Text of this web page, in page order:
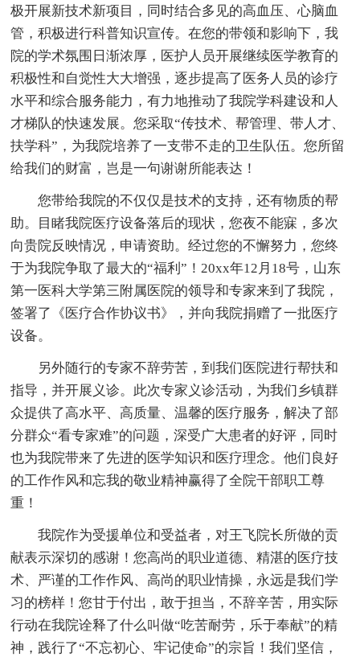
极开展新技术新项目，同时结合多见的高血压、心脑血
管，积极进行科普知识宣传。在您的带领和影响下，我
院的学术氛围日渐浓厚，医护人员开展继续医学教育的
积极性和自觉性大大增强，逐步提高了医务人员的诊疗
水平和综合服务能力，有力地推动了我院学科建设和人
才梯队的快速发展。您采取“传技术、帮管理、带人才、
扶学科”，为我院培养了一支带不走的卫生队伍。您所留
给我们的财富，岂是一句谢谢所能表达！
您带给我院的不仅仅是技术的支持，还有物质的帮
助。目睹我院医疗设备落后的现状，您夜不能寐，多次
向贵院反映情况，申请资助。经过您的不懈努力，您终
于为我院争取了最大的“福利”！20xx年12月18号，山东
第一医科大学第三附属医院的领导和专家来到了我院，
签署了《医疗合作协议书》，并向我院捐赠了一批医疗
设备。
另外随行的专家不辞劳苦，到我们医院进行帮扶和
指导，并开展义诊。此次专家义诊活动，为我们乡镇群
众提供了高水平、高质量、温馨的医疗服务，解决了部
分群众“看专家难”的问题，深受广大患者的好评，同时
也为我院带来了先进的医学知识和医疗理念。他们良好
的工作作风和忘我的敬业精神赢得了全院干部职工尊
重！
我院作为受援单位和受益者，对王飞院长所做的贡
献表示深切的感谢！您高尚的职业道德、精湛的医疗技
术、严谨的工作作风、高尚的职业情操，永远是我们学
习的榜样！您甘于付出，敢于担当，不辞辛苦，用实际
行动在我院诠释了什么叫做“吃苦耐劳，乐于奉献”的精
神，践行了“不忘初心、牢记使命”的宗旨！我们坚信，